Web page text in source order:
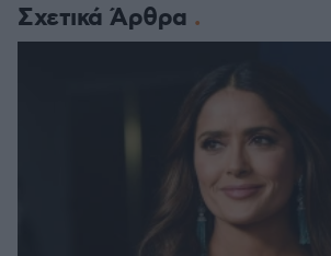
Σχετικά Άρθρα